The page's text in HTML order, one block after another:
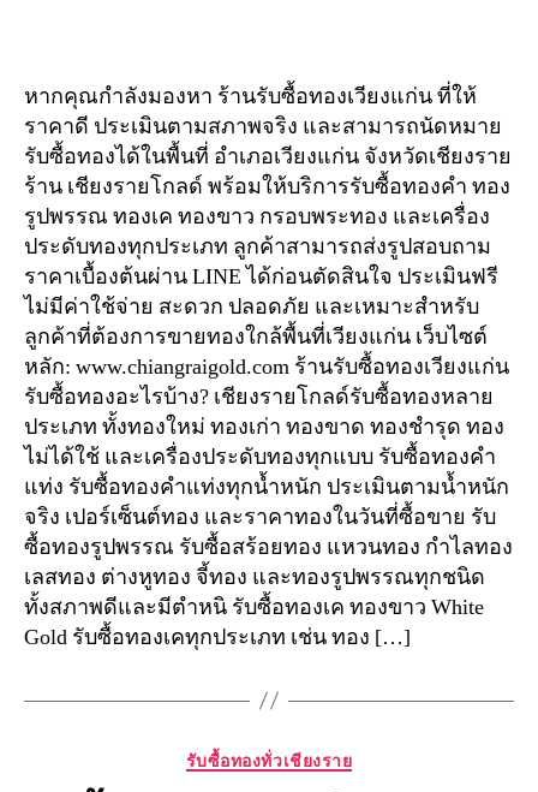
หากคุณกำลังมองหา ร้านรับซื้อทองเวียงแก่น ที่ให้
ราคาดี ประเมินตามสภาพจริง และสามารถนัดหมาย
รับซื้อทองได้ในพื้นที่ อำเภอเวียงแก่น จังหวัดเชียงราย
ร้าน เชียงรายโกลด์ พร้อมให้บริการรับซื้อทองคำ ทอง
รูปพรรณ ทองเค ทองขาว กรอบพระทอง และเครื่อง
ประดับทองทุกประเภท ลูกค้าสามารถส่งรูปสอบถาม
ราคาเบื้องต้นผ่าน LINE ได้ก่อนตัดสินใจ ประเมินฟรี
ไม่มีค่าใช้จ่าย สะดวก ปลอดภัย และเหมาะสำหรับ
ลูกค้าที่ต้องการขายทองใกล้พื้นที่เวียงแก่น เว็บไซต์
หลัก: www.chiangraigold.com ร้านรับซื้อทองเวียงแก่น
รับซื้อทองอะไรบ้าง? เชียงรายโกลด์รับซื้อทองหลาย
ประเภท ทั้งทองใหม่ ทองเก่า ทองขาด ทองชำรุด ทอง
ไม่ได้ใช้ และเครื่องประดับทองทุกแบบ รับซื้อทองคำ
แท่ง รับซื้อทองคำแท่งทุกน้ำหนัก ประเมินตามน้ำหนัก
จริง เปอร์เซ็นต์ทอง และราคาทองในวันที่ซื้อขาย รับ
ซื้อทองรูปพรรณ รับซื้อสร้อยทอง แหวนทอง กำไลทอง
เลสทอง ต่างหูทอง จี้ทอง และทองรูปพรรณทุกชนิด
ทั้งสภาพดีและมีตำหนิ รับซื้อทองเค ทองขาว White
Gold รับซื้อทองเคทุกประเภท เช่น ทอง […]
Categories
รับซื้อทองทั่วเชียงราย